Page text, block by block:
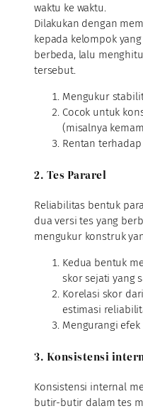
waktu ke waktu.
Dilakukan dengan
kepada kelompok
berbeda, lalu
tersebut.
Mengukur
Cocok untuk
(misalnya
Rentan
2. Tes Pararel
Reliabilitas bentuk
dua versi tes yang
mengukur konstruk
Kedua bentuk
skor sejati yang
Korelasi skor
estimasi
Mengurangi
3. Konsistensi
Konsistensi internal
butir-butir dalam tes